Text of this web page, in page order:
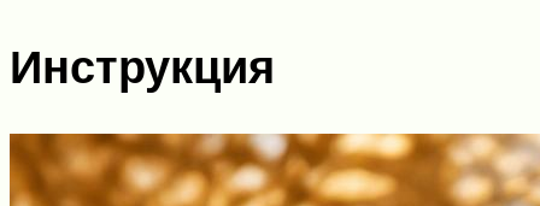
Инструкция